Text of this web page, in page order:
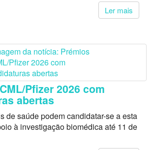
Ler mais
Pfizer 2026 com
abertas
de saúde podem candidatar-se a esta
à investigação biomédica até 11 de